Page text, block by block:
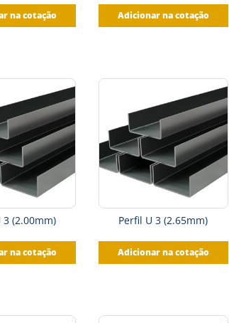
na cotação Adicionar na cotação
3 (2.00mm)
na cotação
Perfil U 3 (2.65mm)
Adicionar na cotação